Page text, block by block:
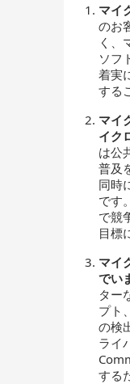
マイ
のお
く、
ソフ
着実
する
マイ
イク
は公
普及
同時
です
で競
目標
マイ
でい
ター
プト
の検
ライ
する